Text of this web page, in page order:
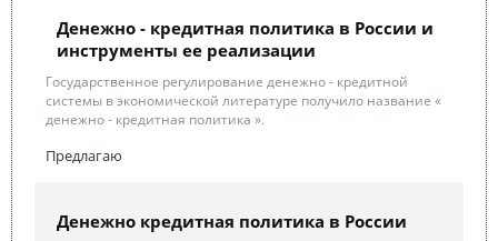
Денежно - кредитная политика в России и
инструменты ее реализации
Государственное регулирование денежно - кредитной
системы в экономической литературе получило название «
денежно - кредитная политика ».
Предлагаю
Денежно кредитная политика в России